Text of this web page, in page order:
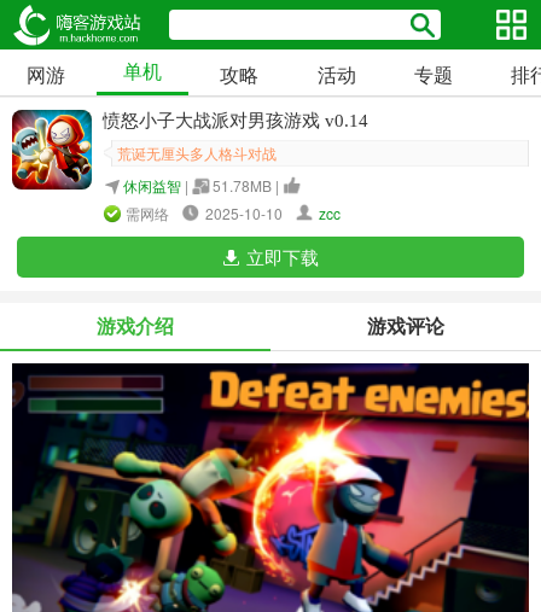
网游 单机 攻略 活动 专题 排
愤怒小子大战派对男孩游戏 v0.14
荒诞无厘头多人格斗对战
休闲益智 |
51.78MB |
需网络
2025-10-10 zcc
立即下载
游戏介绍 游戏评论